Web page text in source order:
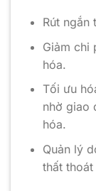
Rút ngắn
Giảm chi
hóa.
Tối ưu
nhờ giao
hóa.
Quản lý
thất